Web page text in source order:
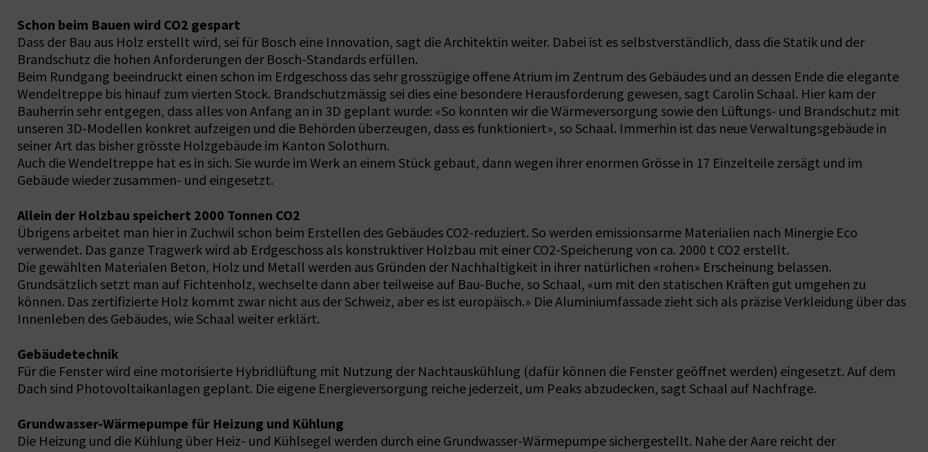
Schon beim Bauen wird CO2 gespart
Dass der Bau aus Holz erstellt wird, sei für Bosch eine Innovation, sagt die Architektin weiter. Dabei ist es selbstverständlich, dass die Statik und der
Brandschutz die hohen Anforderungen der Bosch-Standards erfüllen.
Beim Rundgang beeindruckt einen schon im Erdgeschoss das sehr grosszügige offene Atrium im Zentrum des Gebäudes und an dessen Ende die elegante
Wendeltreppe bis hinauf zum vierten Stock. Brandschutzmässig sei dies eine besondere Herausforderung gewesen, sagt Carolin Schaal. Hier kam der
Bauherrin sehr entgegen, dass alles von Anfang an in 3D geplant wurde: «So konnten wir die Wärmeversorgung sowie den Lüftungs- und Brandschutz mit
unseren 3D-Modellen konkret aufzeigen und die Behörden überzeugen, dass es funktioniert», so Schaal. Immerhin ist das neue Verwaltungsgebäude in
seiner Art das bisher grösste Holzgebäude im Kanton Solothurn.
Auch die Wendeltreppe hat es in sich. Sie wurde im Werk an einem Stück gebaut, dann wegen ihrer enormen Grösse in 17 Einzelteile zersägt und im
Gebäude wieder zusammen- und eingesetzt.
Allein der Holzbau speichert 2000 Tonnen CO2
Übrigens arbeitet man hier in Zuchwil schon beim Erstellen des Gebäudes CO2-reduziert. So werden emissionsarme Materialien nach Minergie Eco
verwendet. Das ganze Tragwerk wird ab Erdgeschoss als konstruktiver Holzbau mit einer CO2-Speicherung von ca. 2000 t CO2 erstellt.
Die gewählten Materialen Beton, Holz und Metall werden aus Gründen der Nachhaltigkeit in ihrer natürlichen «rohen» Erscheinung belassen.
Grundsätzlich setzt man auf Fichtenholz, wechselte dann aber teilweise auf Bau-Buche, so Schaal, «um mit den statischen Kräften gut umgehen zu
können. Das zertifizierte Holz kommt zwar nicht aus der Schweiz, aber es ist europäisch.» Die Aluminiumfassade zieht sich als präzise Verkleidung über das
Innenleben des Gebäudes, wie Schaal weiter erklärt.
Gebäudetechnik
Für die Fenster wird eine motorisierte Hybridlüftung mit Nutzung der Nachtauskühlung (dafür können die Fenster geöffnet werden) eingesetzt. Auf dem
Dach sind Photovoltaikanlagen geplant. Die eigene Energieversorgung reiche jederzeit, um Peaks abzudecken, sagt Schaal auf Nachfrage.
Grundwasser-Wärmepumpe für Heizung und Kühlung
Die Heizung und die Kühlung über Heiz- und Kühlsegel werden durch eine Grundwasser-Wärmepumpe sichergestellt. Nahe der Aare reicht der